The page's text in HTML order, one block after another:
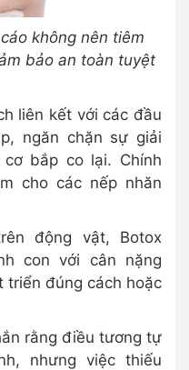
không nên tiêm
bảo an toàn tuyệt
liên kết với các đầu
ngăn chặn sự giải
bắp co lại. Chính
cho các nếp nhăn
động vật, Botox
con với cân nặng
triển đúng cách hoặc
rằng điều tương tự
nhưng việc thiếu